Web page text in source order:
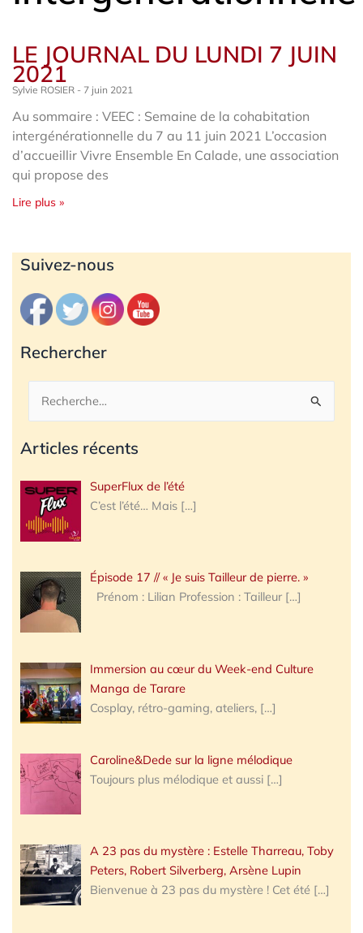
LE JOURNAL DU LUNDI 7 JUIN
2021
Sylvie ROSIER 7 juin 2021
Au sommaire : VEEC : Semaine de la cohabitation
intergénérationnelle du 7 au 11 juin 2021 L’occasion
d’accueillir Vivre Ensemble En Calade, une association
qui propose des
Lire plus »
Suivez-nous
Rechercher
Rechercher :
Articles récents
SuperFlux de l’été
C’est l’été… Mais […]
Épisode 17 // « Je suis Tailleur de pierre. »
Prénom : Lilian Profession : Tailleur […]
Immersion au cœur du Week-end Culture
Manga de Tarare
Cosplay, rétro-gaming, ateliers, […]
Caroline&Dede sur la ligne mélodique
Toujours plus mélodique et aussi […]
A 23 pas du mystère : Estelle Tharreau, Toby
Peters, Robert Silverberg, Arsène Lupin
Bienvenue à 23 pas du mystère ! Cet été […]
Archives